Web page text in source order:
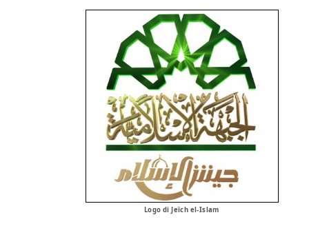
Logo di Jeïch el-Islam